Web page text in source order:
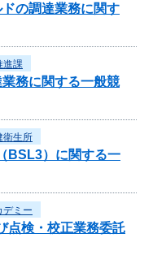
の調達業務に関す
進課
務に関する一般競
衛生所
BSL3）に関する一
デミー
点検・校正業務委託